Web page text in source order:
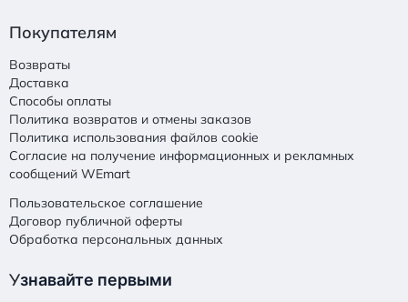
Покупателям
Возвраты
Доставка
Способы оплаты
Политика возвратов и отмены заказов
Политика использования файлов cookie
Согласие на получение информационных и рекламных
сообщений WEmart
Пользовательское соглашение
Договор публичной оферты
Обработка персональных данных
Узнавайте первыми